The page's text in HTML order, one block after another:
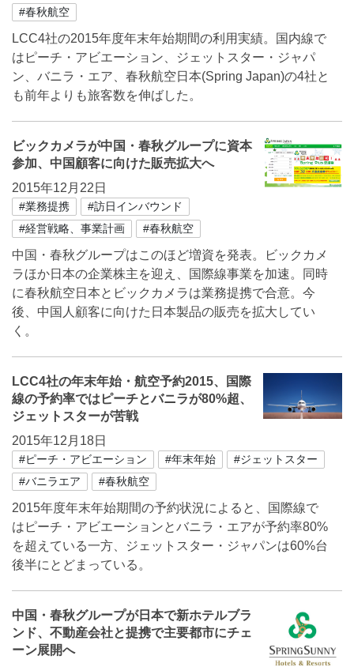
#春秋航空
LCC4社の2015年度年末年始期間の利用実績。国内線で
はピーチ・アビエーション、ジェットスター・ジャパ
ン、バニラ・エア、春秋航空日本(Spring Japan)の4社と
も前年よりも旅客数を伸ばした。
ビックカメラが中国・春秋グループに資本
参加、中国顧客に向けた販売拡大へ
2015年12月22日
#業務提携
#訪日インバウンド
#経営戦略、事業計画
#春秋航空
中国・春秋グループはこのほど増資を発表。ビックカメ
ラほか日本の企業株主を迎え、国際線事業を加速。同時
に春秋航空日本とビックカメラは業務提携で合意。今
後、中国人顧客に向けた日本製品の販売を拡大してい
く。
LCC4社の年末年始・航空予約2015、国際
線の予約率ではピーチとバニラが80%超、
ジェットスターが苦戦
2015年12月18日
#ピーチ・アビエーション #年末年始
#ジェットスター
#バニラエア
#春秋航空
2015年度年末年始期間の予約状況によると、国際線で
はピーチ・アビエーションとバニラ・エアが予約率80%
を超えている一方、ジェットスター・ジャパンは60%台
後半にとどまっている。
中国・春秋グループが日本で新ホテルブラ
ンド、不動産会社と提携で主要都市にチェ
ーン展開へ